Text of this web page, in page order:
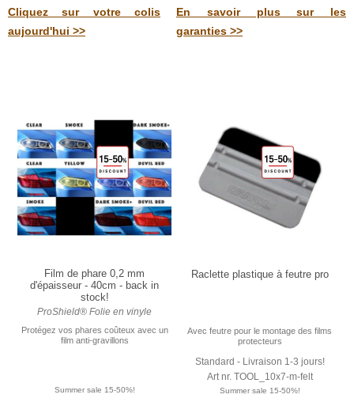
Cliquez sur votre colis
aujourd'hui >>
En savoir plus sur les
garanties >>
Film de phare 0,2 mm
d'épaisseur - 40cm - back in
stock!
ProShield® Folie en vinyle
Protégez vos phares coûteux avec un
film anti-gravillons
Summer sale 15-50%!
Raclette plastique à feutre pro
Avec feutre pour le montage des films
protecteurs
Standard - Livraison 1-3 jours!
Art nr. TOOL_10x7-m-felt
Summer sale 15-50%!